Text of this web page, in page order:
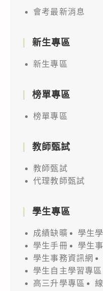
會考最新消息
新生專區
新生專區
榜單專區
榜單專區
教師甄試
教師甄試
代理教師甄試
學生專區
成績缺曠
學生
學生手冊
學生
學生事務資訊網
學生自主學習專區
高三升學專區